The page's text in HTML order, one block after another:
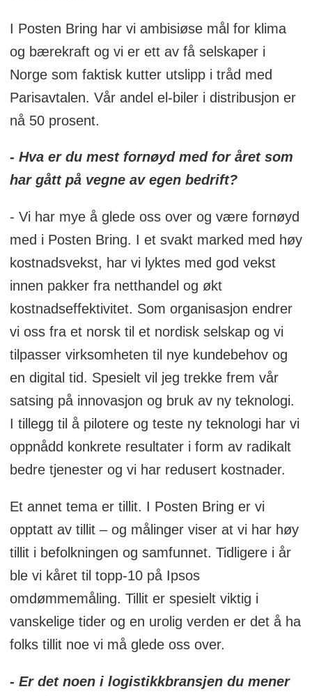
I Posten Bring har vi ambisiøse mål for klima
og bærekraft og vi er ett av få selskaper i
Norge som faktisk kutter utslipp i tråd med
Parisavtalen. Vår andel el-biler i distribusjon er
nå 50 prosent.
- Hva er du mest fornøyd med for året som
har gått på vegne av egen bedrift?
- Vi har mye å glede oss over og være fornøyd
med i Posten Bring. I et svakt marked med høy
kostnadsvekst, har vi lyktes med god vekst
innen pakker fra netthandel og økt
kostnadseffektivitet. Som organisasjon endrer
vi oss fra et norsk til et nordisk selskap og vi
tilpasser virksomheten til nye kundebehov og
en digital tid. Spesielt vil jeg trekke frem vår
satsing på innovasjon og bruk av ny teknologi.
I tillegg til å pilotere og teste ny teknologi har vi
oppnådd konkrete resultater i form av radikalt
bedre tjenester og vi har redusert kostnader.
Et annet tema er tillit. I Posten Bring er vi
opptatt av tillit – og målinger viser at vi har høy
tillit i befolkningen og samfunnet. Tidligere i år
ble vi kåret til topp-10 på Ipsos
omdømmemåling. Tillit er spesielt viktig i
vanskelige tider og en urolig verden er det å ha
folks tillit noe vi må glede oss over.
- Er det noen i logistikkbransjen du mener